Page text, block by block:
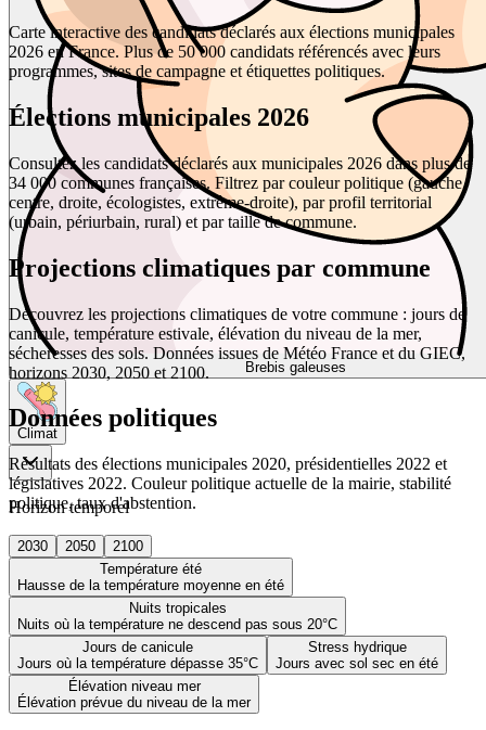
Brebis galeuses
Climat
Horizon temporel
2030 2050
2100
Température été
Hausse de la température moyenne en été
Nuits tropicales
Nuits où la température ne descend pas sous 20°C
Jours de canicule
Jours où la température dépasse 35°C
Stress hydrique
Jours avec sol sec en été
Élévation niveau mer
Élévation prévue du niveau de la mer
Carte interactive des candidats déclarés aux élections municipales
2026 en France. Plus de 50 000 candidats référencés avec leurs
programmes, sites de campagne et étiquettes politiques.
Élections municipales 2026
Consultez les candidats déclarés aux municipales 2026 dans plus de
34 000 communes françaises. Filtrez par couleur politique (gauche,
centre, droite, écologistes, extrême-droite), par profil territorial
(urbain, périurbain, rural) et par taille de commune.
Projections climatiques par commune
Découvrez les projections climatiques de votre commune : jours de
canicule, température estivale, élévation du niveau de la mer,
sécheresses des sols. Données issues de Météo France et du GIEC,
horizons 2030, 2050 et 2100.
Données politiques
Résultats des élections municipales 2020, présidentielles 2022 et
législatives 2022. Couleur politique actuelle de la mairie, stabilité
politique, taux d'abstention.